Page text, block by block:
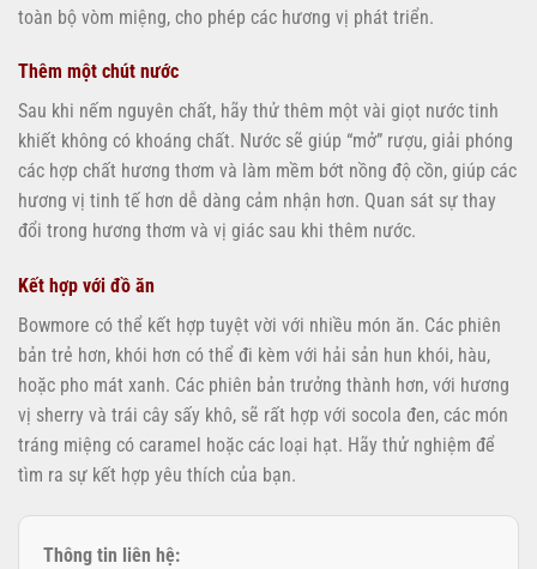
toàn bộ vòm miệng, cho phép các hương vị phát triển.
Thêm một chút nước
Sau khi nếm nguyên chất, hãy thử thêm một vài giọt nước tinh
khiết không có khoáng chất. Nước sẽ giúp “mở” rượu, giải phóng
các hợp chất hương thơm và làm mềm bớt nồng độ cồn, giúp các
hương vị tinh tế hơn dễ dàng cảm nhận hơn. Quan sát sự thay
đổi trong hương thơm và vị giác sau khi thêm nước.
Kết hợp với đồ ăn
Bowmore có thể kết hợp tuyệt vời với nhiều món ăn. Các phiên
bản trẻ hơn, khói hơn có thể đi kèm với hải sản hun khói, hàu,
hoặc pho mát xanh. Các phiên bản trưởng thành hơn, với hương
vị sherry và trái cây sấy khô, sẽ rất hợp với socola đen, các món
tráng miệng có caramel hoặc các loại hạt. Hãy thử nghiệm để
tìm ra sự kết hợp yêu thích của bạn.
Thông tin liên hệ: